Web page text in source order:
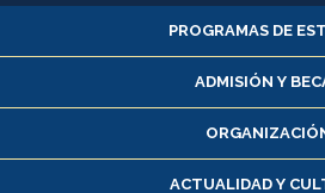
Alumnas/os y
Matrícula en
Inscripción y cambio de
Consulta y certificado
PROGRAMAS DE
ADMISIÓN Y
ACTUALIDAD Y